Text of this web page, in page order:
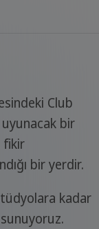
Club
bir
fikir
bir yerdir.
kadar